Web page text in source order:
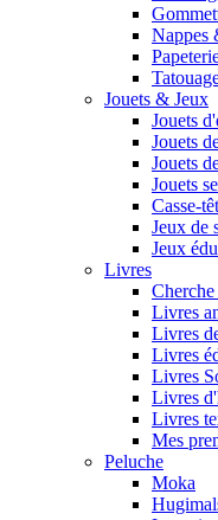
Nappes
Jouets & Jeux
Jouets
Jouets
Jouets
Jouets
Casse-
Jeux de
Jeux
Livres
Livres
Livres
Livres
Livres
Livres
Livres
Mes
Peluche
Moka